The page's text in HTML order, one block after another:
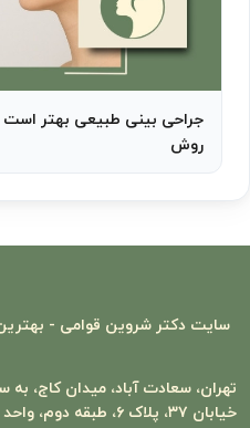
جراحی بینی طبیعی بهتر است
روش
سایت دکتر شروین قوامی -
تهران، سعادت‌ آباد، میدان کاج،
خیابان ۳۷، پلاک ۶، طبقه دوم، واحد ۴